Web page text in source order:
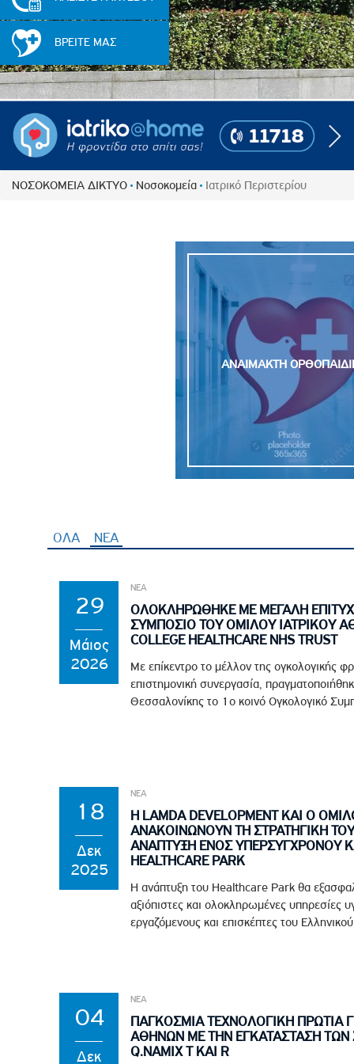
Πολιτική Προσλήψεων
Πολιτικές Ασφάλειας
Πολιτική Ανθρώπινων
Επιτροπή Αποδοχών
Επιτροπή Ελέγχου
Κανονισμός
Διεύθυνση Εσωτερικού
Πολιτική Δέουσας
Ασθενών
Ειδική Ετήσια Έκθεση
ΒΡΕΙΤΕ ΜΑΣ
ΝΟΣΟΚΟΜΕΙΑ ΔΙΚΤΥΟ Νοσοκομεία Ιατρικό Περιστερίου
ΑΝΑΙΜΑΚΤΗ
ΟΛΑ ΝΕΑ
29
Μάιος
2026
ΝΕΑ
ΟΛΟΚΛΗΡΩΘΗΚΕ ΜΕ ΜΕΓΑΛΗ
ΣΥΜΠΟΣΙΟ ΤΟΥ ΟΜΙΛΟΥ ΙΑΤΡΙΚΟΥ
COLLEGE HEALTHCARE NHS TRUST
Με επίκεντρο το μέλλον της ογκολογικής
επιστημονική συνεργασία,
Θεσσαλονίκης το 1ο κοινό Ογκολογικό
18
Δεκ
2025
ΝΕΑ
Η LAMDA DEVELOPMENT ΚΑΙ Ο
ΑΝΑΚΟΙΝΩΝΟΥΝ ΤΗ ΣΤΡΑΤΗΓΙΚΗ
ΑΝΑΠΤΥΞΗ ΕΝΟΣ ΥΠΕΡΣΥΓΧΡΟΝΟΥ
HEALTHCARE PARK
Η ανάπτυξη του Healthcare Park θα
αξιόπιστες και ολοκληρωμένες υπηρεσίες
εργαζόμενους και επισκέπτες του
04
Δεκ
ΝΕΑ
ΠΑΓΚΟΣΜΙΑ ΤΕΧΝΟΛΟΓΙΚΗ ΠΡΩΤΙΑ
ΑΘΗΝΩΝ ΜΕ ΤΗΝ ΕΓΚΑΤΑΣΤΑΣΗ ΤΩΝ
Q.NAMIX T ΚΑΙ R